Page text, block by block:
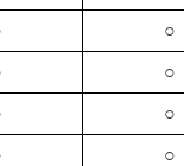
○
○
○
○